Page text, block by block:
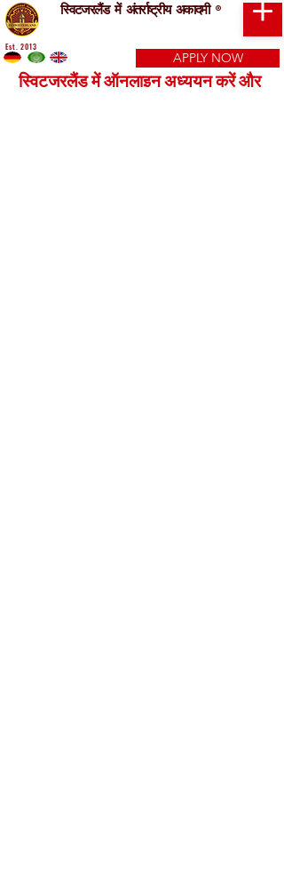
स्विटजरलैंड में अंतर्राष्ट्रीय अकादमी ®
APPLY NOW
स्विटजरलैंड में ऑनलाइन अध्ययन करें और
Est. 2013